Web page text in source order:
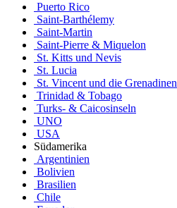
Puerto Rico
Saint-Barthélemy
Saint-Martin
Saint-Pierre & Miquelon
St. Kitts und Nevis
St. Lucia
St. Vincent und die Grenadinen
Trinidad & Tobago
Turks- & Caicosinseln
UNO
USA
Südamerika
Argentinien
Bolivien
Brasilien
Chile